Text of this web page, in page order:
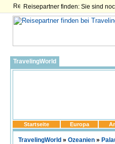
Reisepartner finden: Sie sind
TravelingWorld
Startseite Europa
TravelingWorld » Ozeanien »